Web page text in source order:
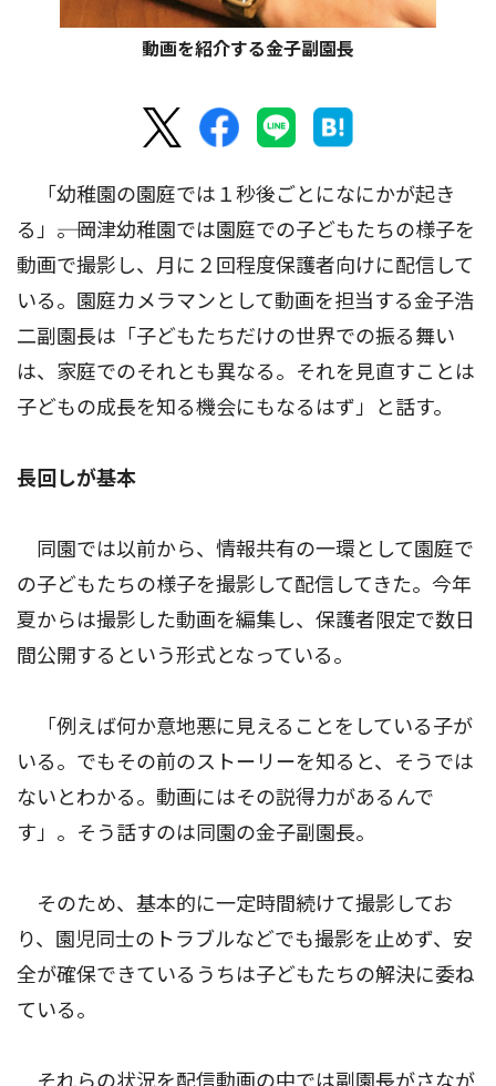
動画を紹介する金子副園長
「幼稚園の園庭では１秒後ごとになにかが起き
る」――。岡津幼稚園では園庭での子どもたちの様子を
動画で撮影し、月に２回程度保護者向けに配信して
いる。園庭カメラマンとして動画を担当する金子浩
二副園長は「子どもたちだけの世界での振る舞い
は、家庭でのそれとも異なる。それを見直すことは
子どもの成長を知る機会にもなるはず」と話す。
長回しが基本
同園では以前から、情報共有の一環として園庭で
の子どもたちの様子を撮影して配信してきた。今年
夏からは撮影した動画を編集し、保護者限定で数日
間公開するという形式となっている。
「例えば何か意地悪に見えることをしている子が
いる。でもその前のストーリーを知ると、そうでは
ないとわかる。動画にはその説得力があるんで
す」。そう話すのは同園の金子副園長。
そのため、基本的に一定時間続けて撮影してお
り、園児同士のトラブルなどでも撮影を止めず、安
全が確保できているうちは子どもたちの解決に委ね
ている。
それらの状況を配信動画の中では副園長がさなが